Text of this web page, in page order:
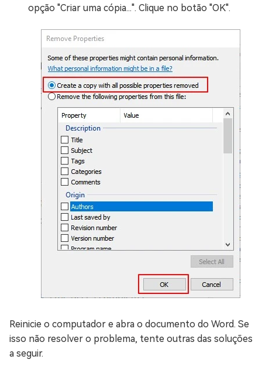
opção "Criar uma cópia...". Clique no botão "OK".
Reinicie o computador e abra o documento do Word. Se
isso não resolver o problema, tente outras das soluções
a seguir.